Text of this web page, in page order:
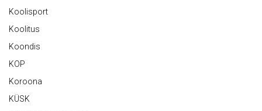
Koolisport
Koolitus
Koondis
KOP
Koroona
KÜSK